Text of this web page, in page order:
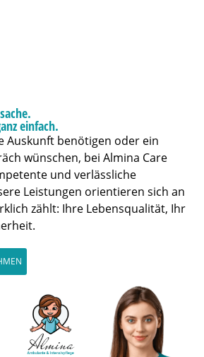
einfach.
Auskunft benötigen oder ein
wünschen, bei Almina Care
und verlässliche
Leistungen orientieren sich an
zählt: Ihre Lebensqualität, Ihr